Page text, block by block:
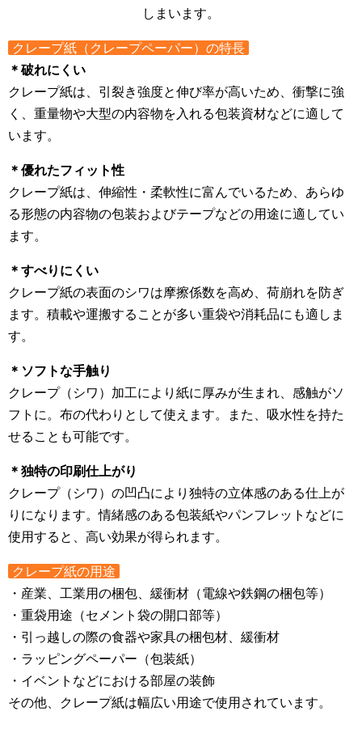
しまいます。
クレープ紙（クレープペーパー）の特長
＊破れにくい
クレープ紙は、引裂き強度と伸び率が高いため、衝撃に強
く、重量物や大型の内容物を入れる包装資材などに適して
います。
＊優れたフィット性
クレープ紙は、伸縮性・柔軟性に富んでいるため、あらゆ
る形態の内容物の包装およびテープなどの用途に適してい
ます。
＊すべりにくい
クレープ紙の表面のシワは摩擦係数を高め、荷崩れを防ぎ
ます。積載や運搬することが多い重袋や消耗品にも適しま
す。
＊ソフトな手触り
クレープ（シワ）加工により紙に厚みが生まれ、感触がソ
フトに。布の代わりとして使えます。また、吸水性を持た
せることも可能です。
＊独特の印刷仕上がり
クレープ（シワ）の凹凸により独特の立体感のある仕上が
りになります。情緒感のある包装紙やパンフレットなどに
使用すると、高い効果が得られます。
クレープ紙の用途
・産業、工業用の梱包、緩衝材（電線や鉄鋼の梱包等）
・重袋用途（セメント袋の開口部等）
・引っ越しの際の食器や家具の梱包材、緩衝材
・ラッピングペーパー（包装紙）
・イベントなどにおける部屋の装飾
その他、クレープ紙は幅広い用途で使用されています。